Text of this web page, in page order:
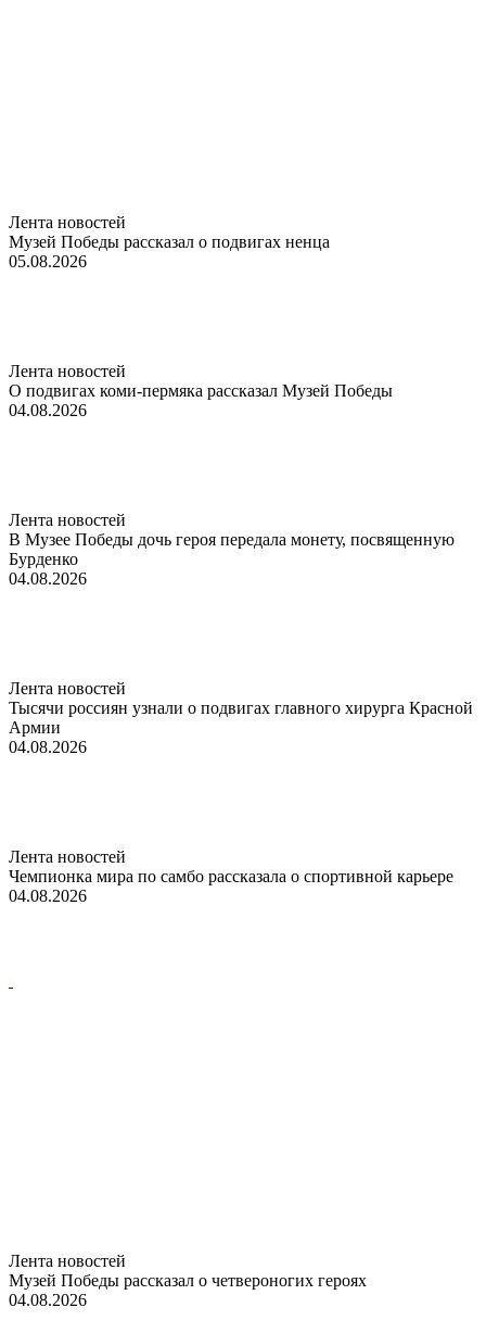
Лента новостей
Музей Победы рассказал о подвигах ненца
05.08.2026
Лента новостей
О подвигах коми-пермяка рассказал Музей Победы
04.08.2026
Лента новостей
В Музее Победы дочь героя передала монету, посвященную
Бурденко
04.08.2026
Лента новостей
Тысячи россиян узнали о подвигах главного хирурга Красной
Армии
04.08.2026
Лента новостей
Чемпионка мира по самбо рассказала о спортивной карьере
04.08.2026
Лента новостей
Музей Победы рассказал о четвероногих героях
04.08.2026